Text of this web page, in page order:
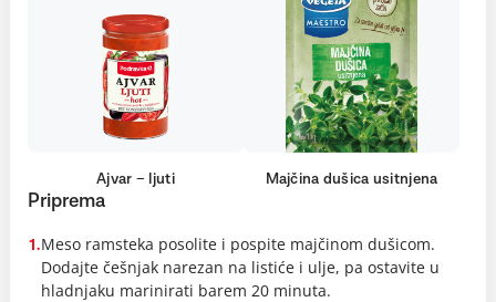
Ajvar – ljuti Majčina dušica usitnjena
Priprema
1.Meso ramsteka posolite i pospite majčinom dušicom.
Dodajte češnjak narezan na listiće i ulje, pa ostavite u
hladnjaku marinirati barem 20 minuta.